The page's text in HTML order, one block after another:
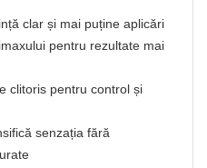
clar și mai puține aplicări
pentru rezultate mai
clitoris pentru control și
senzația fără